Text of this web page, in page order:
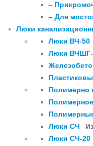
–
– Для
Люки
Люки ВЧ-50
Люки ВЧШГ-
Полимерно
Люки СЧ
Люки СЧ-20